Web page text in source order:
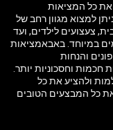
את כל המציאות
למצוא מגוון רחב של
צעצועים לילדים, ועד
במיוחד. באבאמציאות
והנחות
וחסכוניות יותר.
ולהציע את כל
כל המבצעים הטובים